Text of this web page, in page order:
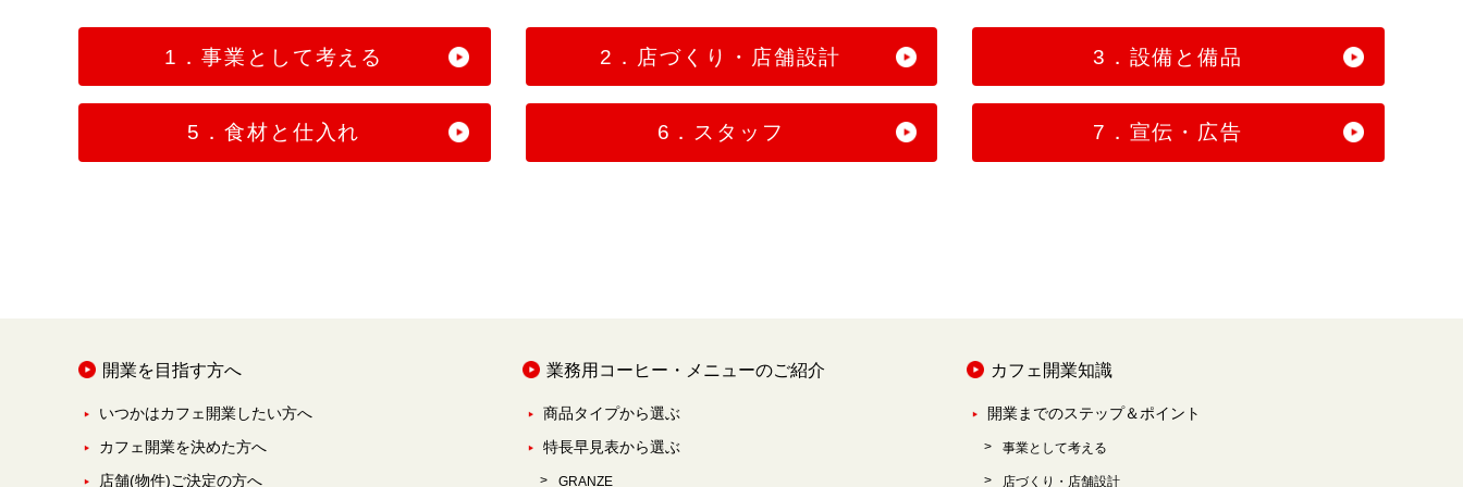
1．事業として考える 2．店づくり・店舗設計 3．設備と備品
5．食材と仕入れ 6．スタッフ 7．宣伝・広告
開業を目指す方へ
いつかはカフェ開業したい方へ
カフェ開業を決めた方へ
店舗(物件)ご決定の方へ
業務用コーヒー・メニューのご紹介
商品タイプから選ぶ
特長早見表から選ぶ
GRANZE
カフェ開業知識
開業までのステップ＆ポイント
事業として考える
店づくり・店舗設計